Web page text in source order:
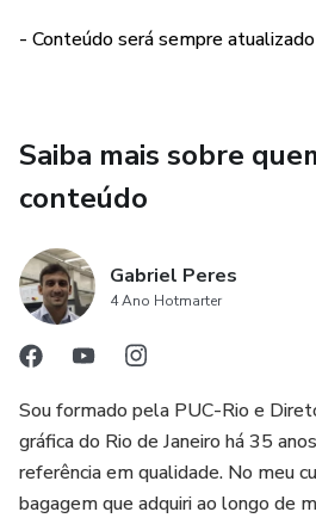
- Cartão Postal
- Cartaz | Pôster
- Catálogos
- Convite
- Credencial
- Display de Mesa
- Conteúdo será sempre atualizado
Saiba mais sobre
conteúdo
Gabriel Peres
4 Ano Hotmarter
Sou formado pela PUC-Rio e
gráfica do Rio de Janeiro há 35
referência em qualidade. No meu
bagagem que adquiri ao longo de